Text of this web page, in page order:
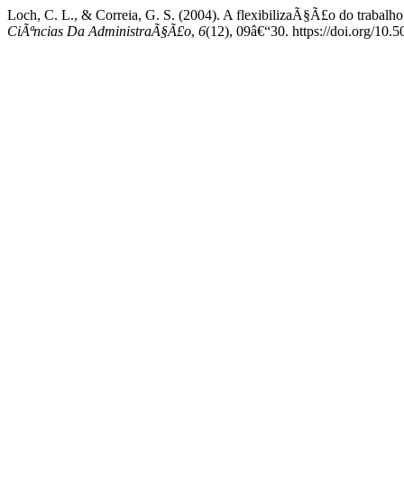
Loch, C. L., & Correia, G. S. (2004). A flexibilizaÃ§Ã£o do trabalho
CiÃªncias Da AdministraÃ§Ã£o, 6(12), 09â€“30. https://doi.org/